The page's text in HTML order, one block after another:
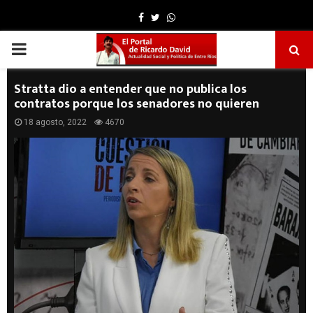
Facebook
TwitterWhatsapp
PRIMARY
MENU
Stratta dio a entender que no publica los
contratos porque los senadores no quieren
18 agosto, 2022 4670